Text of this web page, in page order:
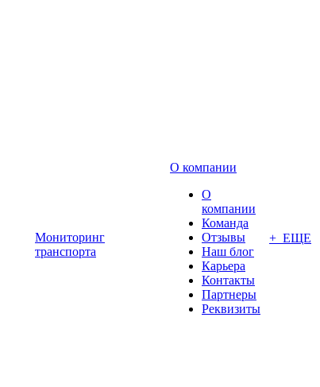
Мониторинг
транспорта
О компании
О
компании
Команда
Отзывы
Наш блог
Карьера
Контакты
Партнеры
Реквизиты
+ ЕЩЕ